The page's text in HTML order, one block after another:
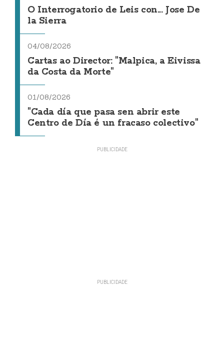
O Interrogatorio de Leis con... Jose De
la Sierra
04/08/2026
Cartas ao Director: "Malpica, a Eivissa
da Costa da Morte"
01/08/2026
"Cada día que pasa sen abrir este
Centro de Día é un fracaso colectivo"